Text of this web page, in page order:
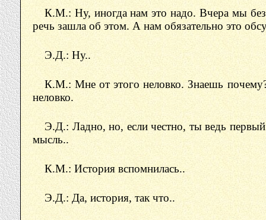
К.М.: Ну, иногда нам это надо. Вчера мы
речь зашла об этом. А нам обязательно это
Э.Д.: Ну..
К.М.: Мне от этого неловко. Знаешь
неловко.
Э.Д.: Ладно, но, если честно, ты ведь первый
мысль..
К.М.: История вспомнилась..
Э.Д.: Да, история, так что..